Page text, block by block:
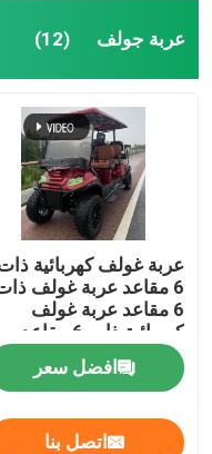
عربة جولف (12)
عربة غولف كهربائية
6 مقاعد عربة غولف
6 مقاعد عربة غولف
كهربائية ذات 6 مقاعد
افضل سعر
اتصل بنا